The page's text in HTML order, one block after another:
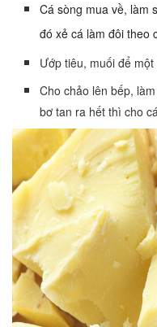
Cá sòng mua về, làm
đó xẻ cá làm đôi theo
Ướp tiêu, muối để
Cho chảo lên bếp,
bơ tan ra hết thì cho